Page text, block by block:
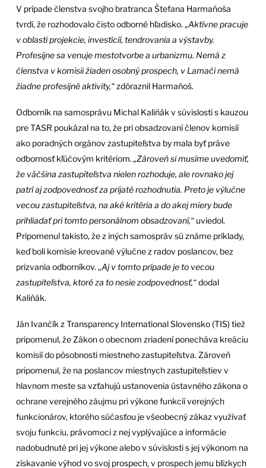
V prípade členstva svojho bratranca Štefana Harmaňoša
tvrdí, že rozhodovalo čisto odborné hľadisko. „Aktívne pracuje
v oblasti projekcie, investícií, tendrovania a výstavby.
Profesijne sa venuje mestotvorbe a urbanizmu. Nemá z
členstva v komisii žiaden osobný prospech, v Lamači nemá
žiadne profesijné aktivity,“zdôraznil Harmaňoš.
Odborník na samosprávu Michal Kaliňák v súvislosti s kauzou
pre TASR poukázal na to, že pri obsadzovaní členov komisií
ako poradných orgánov zastupiteľstva by mala byť práve
odbornosť kľúčovým kritériom. „Zároveň si musíme uvedomiť,
že väčšina zastupiteľstva nielen rozhoduje, ale rovnako jej
patrí aj zodpovednosť za prijaté rozhodnutia. Preto je výlučne
vecou zastupiteľstva, na aké kritéria a do akej miery bude
prihliadať pri tomto personálnom obsadzovaní,“uviedol.
Pripomenul takisto, že z iných samospráv sú známe príklady,
keď boli komisie kreované výlučne z radov poslancov, bez
prizvania odborníkov. „Aj v tomto prípade je to vecou
zastupiteľstva, ktoré za to nesie zodpovednosť,“dodal
Kaliňák.
Ján Ivančík z Transparency International Slovensko (TIS) tiež
pripomenul, že Zákon o obecnom zriadení ponecháva kreáciu
komisií do pôsobnosti miestneho zastupiteľstva. Zároveň
pripomenul, že na poslancov miestnych zastupiteľstiev v
hlavnom meste sa vzťahujú ustanovenia ústavného zákona o
ochrane verejného záujmu pri výkone funkcií verejných
funkcionárov, ktorého súčasťou je všeobecný zákaz využívať
svoju funkciu, právomoci z nej vyplývajúce a informácie
nadobudnuté pri jej výkone alebo v súvislosti s jej výkonom na
získavanie výhod vo svoj prospech, v prospech jemu blízkych